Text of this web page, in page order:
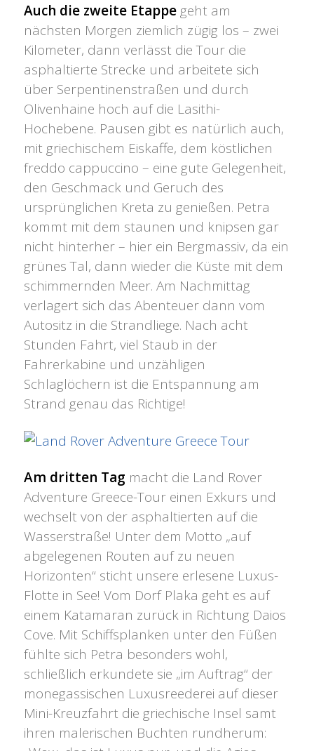
Auch die zweite Etappegeht am
nächsten Morgen ziemlich zügig los – zwei
Kilometer, dann verlässt die Tour die
asphaltierte Strecke und arbeitete sich
über Serpentinenstraßen und durch
Olivenhaine hoch auf die Lasithi-
Hochebene. Pausen gibt es natürlich auch,
mit griechischem Eiskaffe, dem köstlichen
freddo cappuccino – eine gute Gelegenheit,
den Geschmack und Geruch des
ursprünglichen Kreta zu genießen. Petra
kommt mit dem staunen und knipsen gar
nicht hinterher – hier ein Bergmassiv, da ein
grünes Tal, dann wieder die Küste mit dem
schimmernden Meer. Am Nachmittag
verlagert sich das Abenteuer dann vom
Autositz in die Strandliege. Nach acht
Stunden Fahrt, viel Staub in der
Fahrerkabine und unzähligen
Schlaglöchern ist die Entspannung am
Strand genau das Richtige!
Am dritten Tag macht die Land Rover
Adventure Greece-Tour einen Exkurs und
wechselt von der asphaltierten auf die
Wasserstraße! Unter dem Motto „auf
abgelegenen Routen auf zu neuen
Horizonten“ sticht unsere erlesene Luxus-
Flotte in See! Vom Dorf Plaka geht es auf
einem Katamaran zurück in Richtung Daios
Cove. Mit Schiffsplanken unter den Füßen
fühlte sich Petra besonders wohl,
schließlich erkundete sie „im Auftrag“ der
monegassischen Luxusreederei auf dieser
Mini-Kreuzfahrt die griechische Insel samt
ihren malerischen Buchten rundherum: